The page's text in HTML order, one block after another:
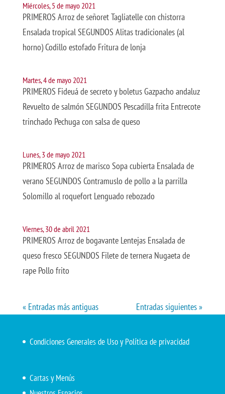
Miércoles, 5 de mayo 2021
PRIMEROS Arroz de señoret Tagliatelle con chistorra
Ensalada tropical SEGUNDOS Alitas tradicionales (al
horno) Codillo estofado Fritura de lonja
Martes, 4 de mayo 2021
PRIMEROS Fideuá de secreto y boletus Gazpacho andaluz
Revuelto de salmón SEGUNDOS Pescadilla frita Entrecote
trinchado Pechuga con salsa de queso
Lunes, 3 de mayo 2021
PRIMEROS Arroz de marisco Sopa cubierta Ensalada de
verano SEGUNDOS Contramuslo de pollo a la parrilla
Solomillo al roquefort Lenguado rebozado
Viernes, 30 de abril 2021
PRIMEROS Arroz de bogavante Lentejas Ensalada de
queso fresco SEGUNDOS Filete de ternera Nugaeta de
rape Pollo frito
« Entradas más antiguas Entradas siguientes »
Condiciones Generales de Uso y Política de privacidad
Cartas y Menús